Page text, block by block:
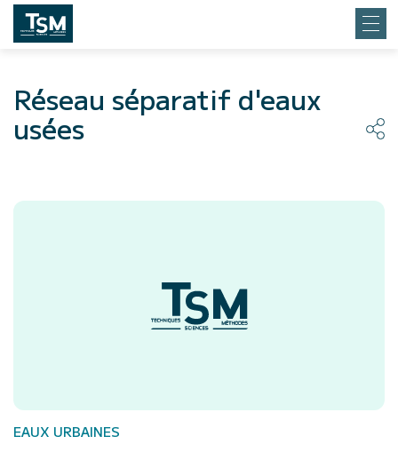
Réseau séparatif d'eaux
usées
EAUX URBAINES